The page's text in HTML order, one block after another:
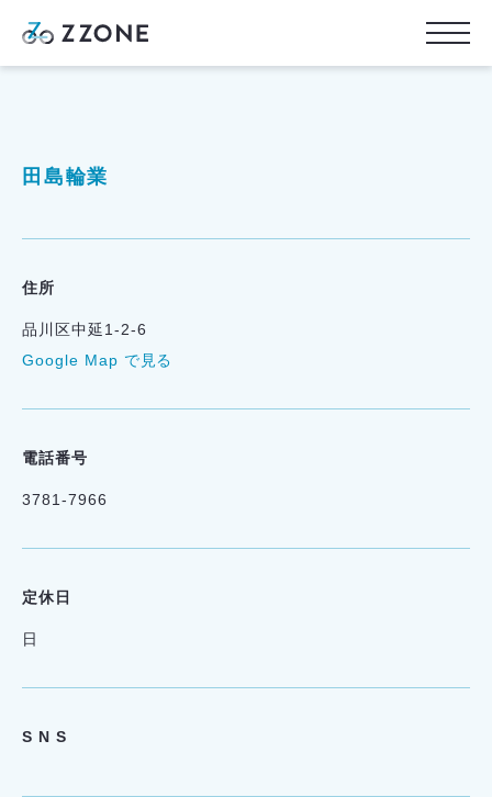
田島輪業
住所
品川区中延1-2-6
Google Map で見る
電話番号
3781-7966
定休日
日
S N S